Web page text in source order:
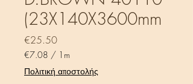
(23X140X3600mm
€25.50Price
€7.08 / 1m
€7.08
per
Πολιτική αποστολής